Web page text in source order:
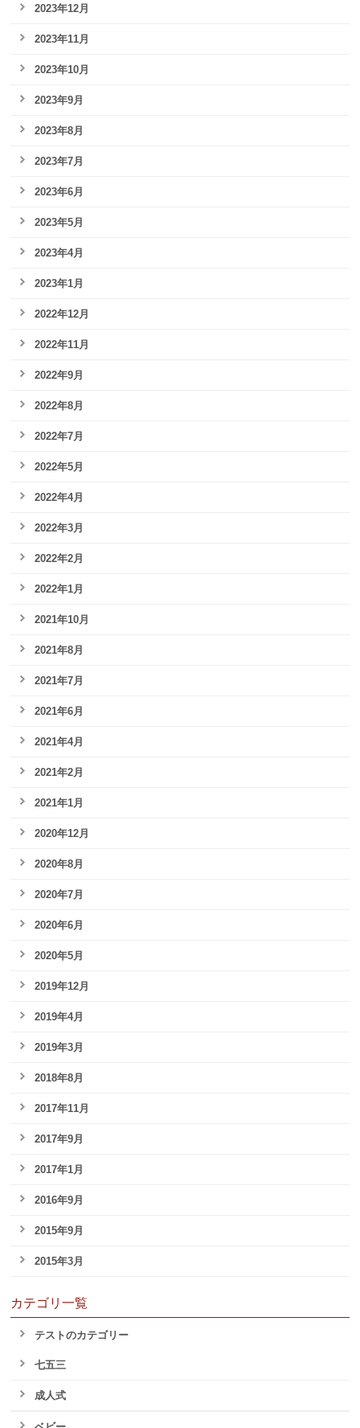
2023年12月
2023年11月
2023年10月
2023年9月
2023年8月
2023年7月
2023年6月
2023年5月
2023年4月
2023年1月
2022年12月
2022年11月
2022年9月
2022年8月
2022年7月
2022年5月
2022年4月
2022年3月
2022年2月
2022年1月
2021年10月
2021年8月
2021年7月
2021年6月
2021年4月
2021年2月
2021年1月
2020年12月
2020年8月
2020年7月
2020年6月
2020年5月
2019年12月
2019年4月
2019年3月
2018年8月
2017年11月
2017年9月
2017年1月
2016年9月
2015年9月
2015年3月
カテゴリ一覧
テストのカテゴリー
七五三
成人式